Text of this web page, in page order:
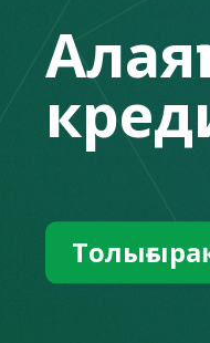
түрде өтетінін
жалпы білім беретін
Білім және ғылым
тақырыптық
мектептерде 5-
негізгі жолдары,
арттыруға арналған
1000 нөмірі бойынша
болады, оны мына